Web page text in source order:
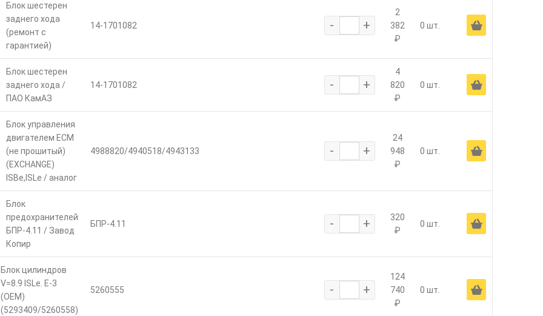
Блок шестерен
заднего хода
(ремонт с
гарантией)
14-1701082 - +
2
382
₽
0 шт. Ä
Блок шестерен
заднего хода /
ПАО КамАЗ
14-1701082 - +
4
820
₽
0 шт. Ä
Блок управления
двигателем ECM
(не прошитый)
(EXCHANGE)
ISBe,ISLe / аналог
4988820/4940518/4943133 - +
24
948
₽
0 шт. Ä
Блок
предохранителей
БПР-4.11 / Завод
Копир
БПР-4.11 - +
320
₽
0 шт. Ä
Блок цилиндров
V=8.9 ISLe. E-3
(ОЕМ)
(5293409/5260558)
5260555 - +
124
740
₽
0 шт. Ä